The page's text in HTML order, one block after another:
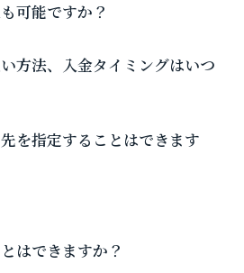
可能ですか？
方法、入金タイミングはいつ
を指定することはできます
はできますか？